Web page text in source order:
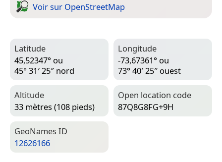
Voir sur Open­Street­Map
Latitude
45,52347° ou
45° 31′ 25″ nord
Longitude
-73,67361° ou
73° 40′ 25″ ouest
Altitude
33 mètres (108 pieds)
Open location code
87Q8G8FG+9H
Geo­Names ID
12626166